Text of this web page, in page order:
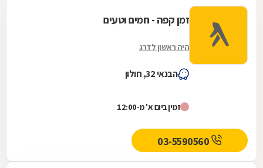
זמן קפה - חמים וטעים
היה ראשון לדרג
הבנאי 32, חולון
זמין ביום א' מ-12:00